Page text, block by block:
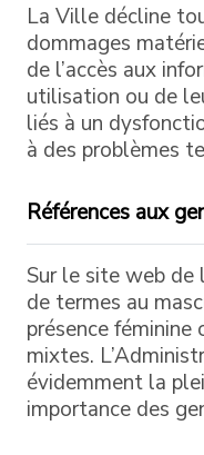
La Ville décline
dommages
de l’accès aux
utilisation ou de
liés à un
à des problèmes
Références aux
Sur le site web de
de termes au
présence féminine
mixtes.
évidemment la
importance des